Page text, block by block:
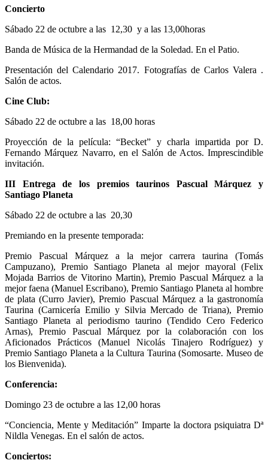
Concierto
Sábado 22 de octubre a las 12,30 y a las 13,00horas
Banda de Música de la Hermandad de la Soledad. En el Patio.
Presentación del Calendario 2017. Fotografías de Carlos Valera .
Salón de actos.
Cine Club:
Sábado 22 de octubre a las 18,00 horas
Proyección de la película: “Becket” y charla impartida por D.
Fernando Márquez Navarro, en el Salón de Actos. Imprescindible
invitación.
III Entrega de los premios taurinos Pascual Márquez y
Santiago Planeta
Sábado 22 de octubre a las 20,30
Premiando en la presente temporada:
Premio Pascual Márquez a la mejor carrera taurina (Tomás
Campuzano), Premio Santiago Planeta al mejor mayoral (Felix
Mojada Barrios de Vitorino Martin), Premio Pascual Márquez a la
mejor faena (Manuel Escribano), Premio Santiago Planeta al hombre
de plata (Curro Javier), Premio Pascual Márquez a la gastronomía
Taurina (Carnicería Emilio y Silvia Mercado de Triana), Premio
Santiago Planeta al periodismo taurino (Tendido Cero Federico
Arnas), Premio Pascual Márquez por la colaboración con los
Aficionados Prácticos (Manuel Nicolás Tinajero Rodríguez) y
Premio Santiago Planeta a la Cultura Taurina (Somosarte. Museo de
los Bienvenida).
Conferencia:
Domingo 23 de octubre a las 12,00 horas
“Conciencia, Mente y Meditación” Imparte la doctora psiquiatra Dª
Nildla Venegas. En el salón de actos.
Conciertos: